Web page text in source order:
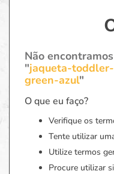
Não
"jaqueta-
green-azul"
O que eu faço?
Verifique os
Tente utilizar
Utilize termos
Procure utilizar